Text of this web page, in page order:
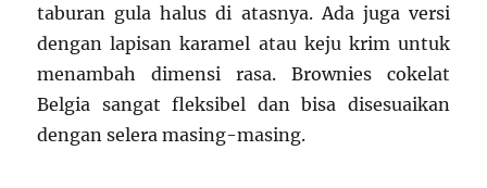
taburan gula halus di atasnya. Ada juga versi
dengan lapisan karamel atau keju krim untuk
menambah dimensi rasa. Brownies cokelat
Belgia sangat fleksibel dan bisa disesuaikan
dengan selera masing-masing.